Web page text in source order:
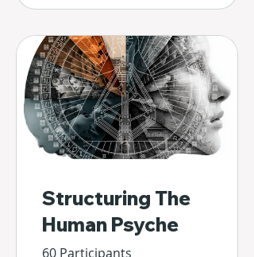
Structuring The
Human Psyche
60 Participants